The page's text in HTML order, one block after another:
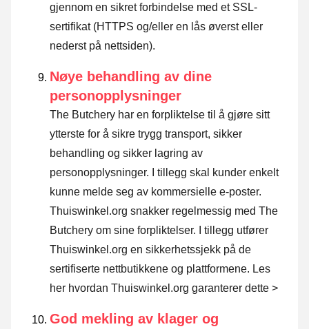
gjennom en sikret forbindelse med et SSL-
sertifikat (HTTPS og/eller en lås øverst eller
nederst på nettsiden).
Nøye behandling av dine
personopplysninger
The Butchery har en forpliktelse til å gjøre sitt
ytterste for å sikre trygg transport, sikker
behandling og sikker lagring av
personopplysninger. I tillegg skal kunder enkelt
kunne melde seg av kommersielle e-poster.
Thuiswinkel.org snakker regelmessig med The
Butchery om sine forpliktelser. I tillegg utfører
Thuiswinkel.org en sikkerhetssjekk på de
sertifiserte nettbutikkene og plattformene. Les
her hvordan Thuiswinkel.org garanterer dette >
God mekling av klager og